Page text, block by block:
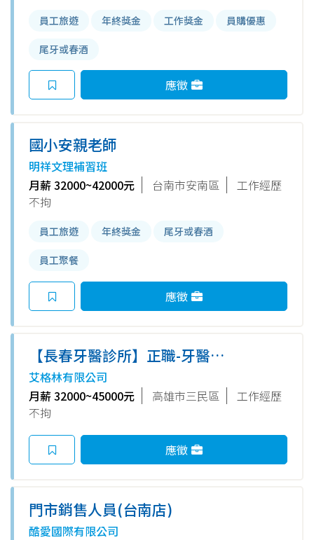
員工旅遊 年終獎金 工作獎金 員購優惠
尾牙或春酒
應徵
國小安親老師
明祥文理補習班
月薪 32000~42000元
台南市安南區
工作經歷
不拘
員工旅遊 年終獎金 尾牙或春酒
員工聚餐
應徵
【長春牙醫診所】正職-牙醫助
理 (無經驗可，診所專業培訓)
《長青牙醫聯盟》
艾格林有限公司
月薪 32000~45000元
高雄市三民區
工作經歷
不拘
應徵
門市銷售人員(台南店)
酷愛國際有限公司